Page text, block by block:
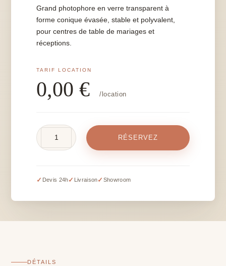
Grand photophore en verre transparent à
forme conique évasée, stable et polyvalent,
pour centres de table de mariages et
réceptions.
0,00€ /location
conique
RÉSERVEZ
✓ Devis 24h✓ Livraison✓ Showroom
DÉTAILS